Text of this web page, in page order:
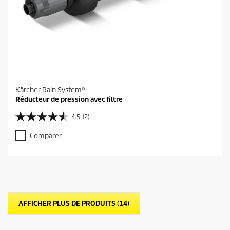
Kärcher Rain System®
Réducteur de pression avec filtre
4.5 (2)
4
.
5
t
o
i
Comparer
AFFICHER PLUS DE PRODUITS (14)